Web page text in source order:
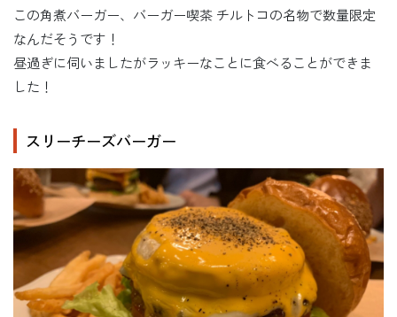
この角煮バーガー、バーガー喫茶 チルトコの名物で数量限定
なんだそうです！
昼過ぎに伺いましたがラッキーなことに食べることができま
した！
スリーチーズバーガー